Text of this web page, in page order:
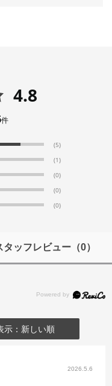
4.8
件
(5)
(1)
(0)
(0)
(0)
タッフレビュー（0）
示：新しい順
2026.5.6